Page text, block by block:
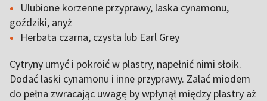
Ulubione korzenne przyprawy, laska cynamonu,
goździki, anyż
Herbata czarna, czysta lub Earl Grey
Cytryny umyć i pokroić w plastry, napełnić nimi słoik.
Dodać laski cynamonu i inne przyprawy. Zalać miodem
do pełna zwracając uwagę by wpłynął między plastry aż